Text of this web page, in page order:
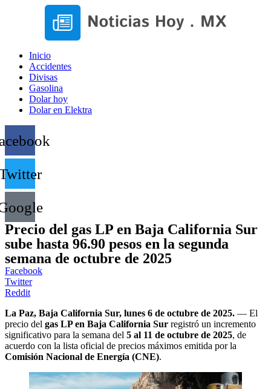
Inicio
Accidentes
Divisas
Gasolina
Dolar hoy
Dolar en Elektra
Precio del gas LP en Baja California Sur
sube hasta 96.90 pesos en la segunda
semana de octubre de 2025
Facebook
Twitter
Reddit
La Paz, Baja California Sur, lunes 6 de octubre de 2025. — El
precio del gas LP en Baja California Sur registró un incremento
significativo para la semana del 5 al 11 de octubre de 2025, de
acuerdo con la lista oficial de precios máximos emitida por la
Comisión Nacional de Energía (CNE).